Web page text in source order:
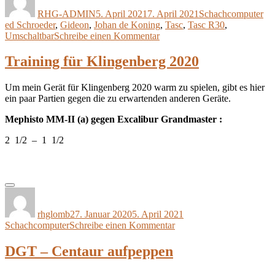
RHG-ADMIN5. April 2021 7. April 2021 Schachcomputer
ed Schroeder, Gideon, Johan de Koning, Tasc, Tasc R30,
UmschaltbarSchreibe einen Kommentarzu
R30
–
Programmversionen
Training für Klingenberg 2020
Um mein Gerät für Klingenberg 2020 warm zu spielen, gibt es hier
ein paar Partien gegen die zu erwartenden anderen Geräte.
Mephisto MM-II (a) gegen Excalibur Grandmaster :
2 1/2 – 1 1/2
rhglomb27. Januar 20205. April 2021
SchachcomputerSchreibe einen Kommentarzu
DGT – Centaur aufpeppen